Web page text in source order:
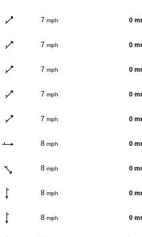
7 mph 0
7 mph 0
7 mph 0
7 mph 0
7 mph 0
8 mph 0
8 mph 0
8 mph 0
8 mph 0